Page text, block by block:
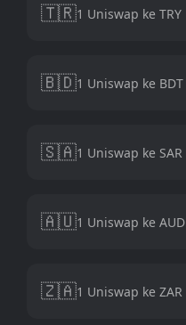
🇹🇷1 Uniswap ke TRY
🇧🇩1 Uniswap ke BDT
🇸🇦1 Uniswap ke SAR
🇦🇺1 Uniswap ke AUD
🇿🇦1 Uniswap ke ZAR